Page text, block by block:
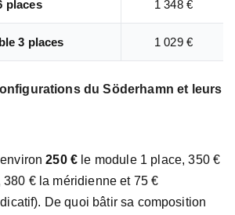
places 1 348 €
3 places 1 029 €
du Söderhamn et leurs
environ250 € le module 1 place, 350 €
380 € la méridienne et 75 €
De quoi bâtir sa composition